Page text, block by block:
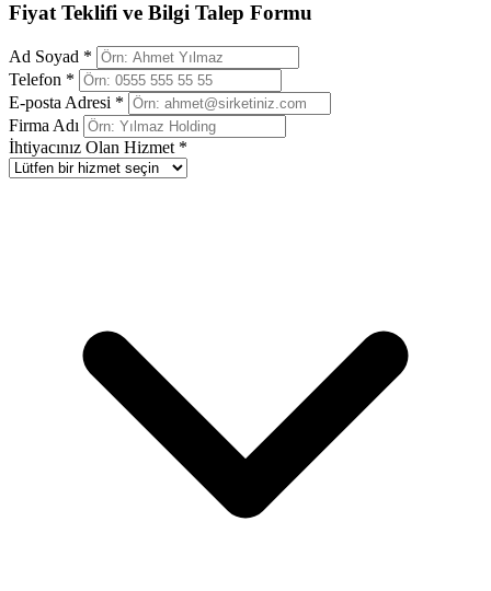
Fiyat Teklifi ve Bilgi Talep Formu
Ad Soyad *
Telefon *
E-posta Adresi *
Firma Adı
İhtiyacınız Olan Hizmet *